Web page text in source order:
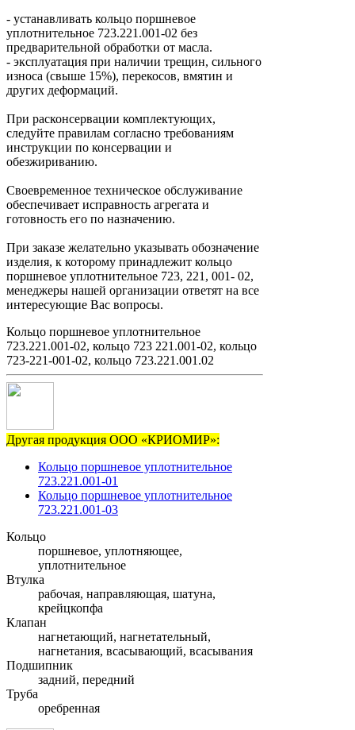
- устанавливать кольцо поршневое
уплотнительное 723.221.001-02 без
предварительной обработки от масла.
- эксплуатация при наличии трещин, сильного
износа (свыше 15%), перекосов, вмятин и
других деформаций.
При расконсервации комплектующих,
следуйте правилам согласно требованиям
инструкции по консервации и
обезжириванию.
Своевременное техническое обслуживание
обеспечивает исправность агрегата и
готовность его по назначению.
При заказе желательно указывать обозначение
изделия, к которому принадлежит кольцо
поршневое уплотнительное 723, 221, 001- 02,
менеджеры нашей организации ответят на все
интересующие Вас вопросы.
Кольцо поршневое уплотнительное
723.221.001-02, кольцо 723 221.001-02, кольцо
723-221-001-02, кольцо 723.221.001.02
Другая продукция ООО «КРИОМИР»:
Кольцо поршневое уплотнительное
723.221.001-01
Кольцо поршневое уплотнительное
723.221.001-03
Кольцо
поршневое, уплотняющее,
уплотнительное
Втулка
рабочая, направляющая, шатуна,
крейцкопфа
Клапан
нагнетающий, нагнетательный,
нагнетания, всасывающий, всасывания
Подшипник
задний, передний
Труба
оребренная